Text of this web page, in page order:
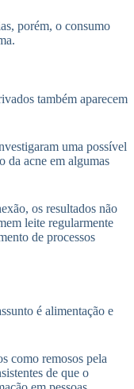
porém, o consumo
também aparecem
uma possível
da acne em algumas
os resultados não
leite regularmente
de processos
é alimentação e
como remosos pela
de que o